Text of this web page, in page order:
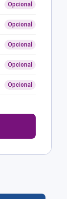
Opcional
Opcional
Opcional
Opcional
Opcional